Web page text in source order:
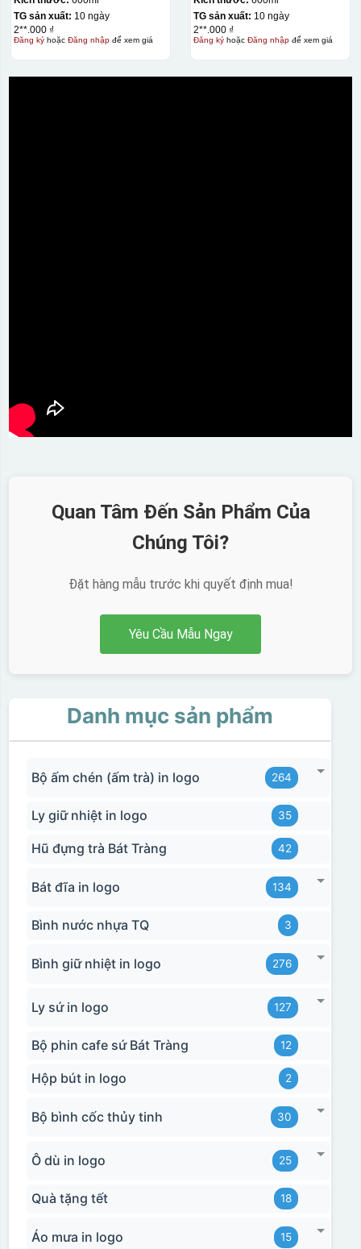
TG sản xuất: 10 ngày
2**.000 ₫
Đăng kýhoặc Đăng nhậpđể xem giá
TG sản xuất: 10 ngày
2**.000 ₫
Đăng kýhoặc Đăng nhậpđể xem giá
Quan Tâm Đến Sản Phẩm Của
Chúng Tôi?
Đặt hàng mẫu trước khi quyết định mua!
Yêu Cầu Mẫu Ngay
Danh mục sản phẩm
Bộ ấm chén (ấm trà) in logo 264
Ly giữ nhiệt in logo 35
Hũ đựng trà Bát Tràng 42
Bát đĩa in logo 134
Bình nước nhựa TQ 3
Bình giữ nhiệt in logo 276
Ly sứ in logo 127
Bộ phin cafe sứ Bát Tràng 12
Hộp bút in logo 2
Bộ bình cốc thủy tinh 30
Ô dù in logo 25
Quà tặng tết 18
Áo mưa in logo 15